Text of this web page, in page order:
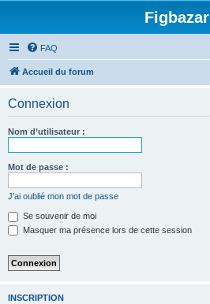
Figbazar
FAQ
Accueil du forum
Connexion
Nom d’utilisateur :
Mot de passe :
J’ai oublié mon mot de passe
Se souvenir de moi
Masquer ma présence lors de cette session
INSCRIPTION